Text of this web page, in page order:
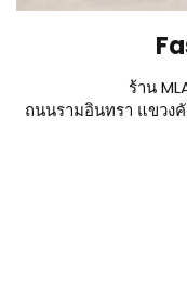
ร้าน
ถนนรามอินทรา แขวง